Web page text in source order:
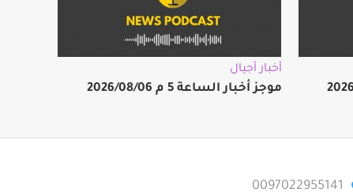
أخبار أجيال
موجز أخبار الساعة 5 م 2026/08/06
0097022955141